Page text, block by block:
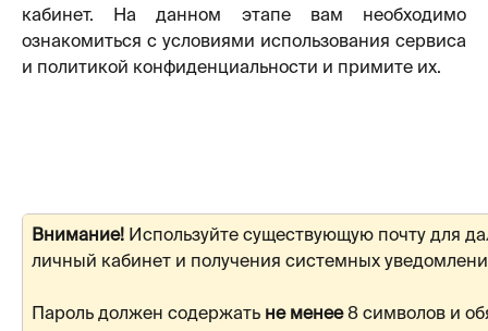
кабинет. На данном этапе вам необходимо
ознакомиться с условиями использования сервиса
и политикой конфиденциальности и примите их.
Внимание! Используйте существующую почту для
личный кабинет и получения системных
Пароль должен содержать не менее 8 символов и